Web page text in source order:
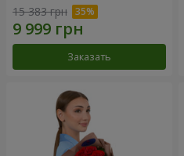
15 383 грн
Заказать